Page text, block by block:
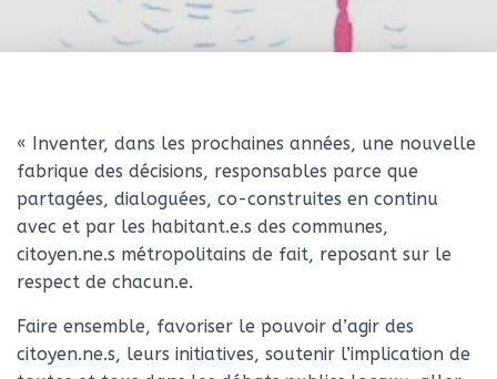
« Inventer, dans les prochaines années, une nouvelle
fabrique des décisions, responsables parce que
partagées, dialoguées, co-construites en continu
avec et par les habitant.e.s des communes,
citoyen.ne.s métropolitains de fait, reposant sur le
respect de chacun.e.
Faire ensemble, favoriser le pouvoir d’agir des
citoyen.ne.s, leurs initiatives, soutenir l’implication de